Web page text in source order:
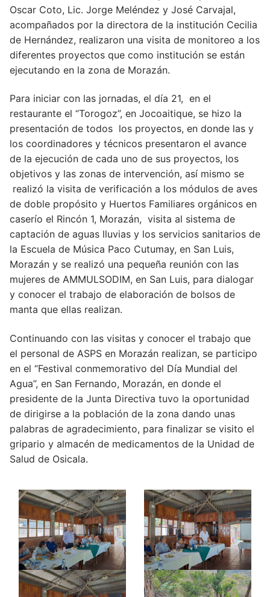
Oscar Coto, Lic. Jorge Meléndez y José Carvajal,
acompañados por la directora de la institución Cecilia
de Hernández, realizaron una visita de monitoreo a los
diferentes proyectos que como institución se están
ejecutando en la zona de Morazán.
Para iniciar con las jornadas, el día 21, en el
restaurante el “Torogoz”, en Jocoaitique, se hizo la
presentación de todos los proyectos, en donde las y
los coordinadores y técnicos presentaron el avance
de la ejecución de cada uno de sus proyectos, los
objetivos y las zonas de intervención, así mismo se
realizó la visita de verificación a los módulos de aves
de doble propósito y Huertos Familiares orgánicos en
caserío el Rincón 1, Morazán, visita al sistema de
captación de aguas lluvias y los servicios sanitarios de
la Escuela de Música Paco Cutumay, en San Luis,
Morazán y se realizó una pequeña reunión con las
mujeres de AMMULSODIM, en San Luis, para dialogar
y conocer el trabajo de elaboración de bolsos de
manta que ellas realizan.
Continuando con las visitas y conocer el trabajo que
el personal de ASPS en Morazán realizan, se participo
en el “Festival conmemorativo del Día Mundial del
Agua”, en San Fernando, Morazán, en donde el
presidente de la Junta Directiva tuvo la oportunidad
de dirigirse a la población de la zona dando unas
palabras de agradecimiento, para finalizar se visito el
gripario y almacén de medicamentos de la Unidad de
Salud de Osicala.